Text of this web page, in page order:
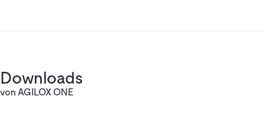
Downloads
von AGILOX ONE